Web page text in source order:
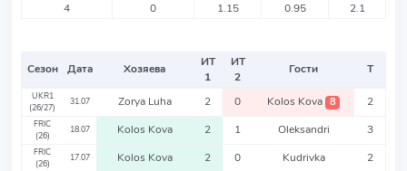
4
0 1.15 0.95 2.1
Сезон Дата Хозяева
ИТ
1
ИТ
2
Гости Т
UKR1
(26/27)
31.07 Zorya Luha 2 0 Kolos Kova 8 2
FRIC
(26)
18.07 Kolos Kova 2 1 Oleksandri 3
FRIC
(26)
17.07 Kolos Kova 2 0 Kudrivka 2